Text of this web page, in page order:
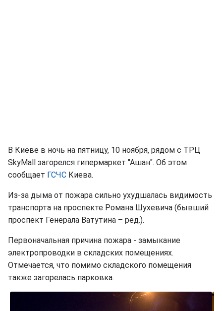
В Киеве в ночь на пятницу, 10 ноября, рядом с ТРЦ
SkyMall загорелся гипермаркет "Ашан". Об этом
сообщает ГСЧС Киева.
Из-за дыма от пожара сильно ухудшалась видимость
транспорта на проспекте Романа Шухевича (бывший
проспект Генерала Ватутина – ред.).
Первоначальная причина пожара - замыкание
электропроводки в складских помещениях.
Отмечается, что помимо складского помещения
также загорелась парковка.